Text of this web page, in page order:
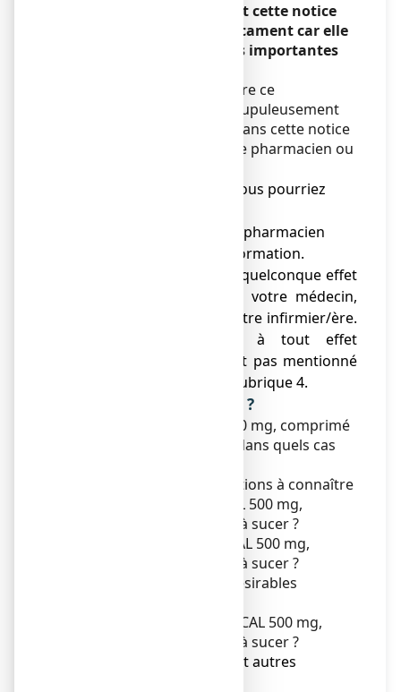
Veuillez lire attentivement cette notice
avant de prendre ce médicament car elle
contient des informations importantes
Vous devez toujours prendre ce
médicament en suivant scrupuleusement
les informations fournies dans cette notice
ou par votre médecin, votre pharmacien ou
● Gardez cette notice. Vous pourriez
● Adressez-vous à votre pharmacien
pour tout conseil ou information.
● Si vous ressentez un quelconque effet
indésirable, parlez-en à votre médecin,
votre pharmacien ou votre infirmier/ère.
Ceci s’applique aussi à tout effet
indésirable qui ne serait pas mentionné
dans cette notice. Voir rubrique 4.
Que contient cette notice ?
1. Qu'est-ce que FIXICAL 500 mg, comprimé
à croquer ou à sucer et dans quels cas
2. Quelles sont les informations à connaître
avant de prendre FIXICAL 500 mg,
comprimé à croquer ou à sucer ?
3. Comment prendre FIXICAL 500 mg,
comprimé à croquer ou à sucer ?
4. Quels sont les effets indésirables
5. Comment conserver FIXICAL 500 mg,
comprimé à croquer ou à sucer ?
6. Contenu de l’emballage et autres